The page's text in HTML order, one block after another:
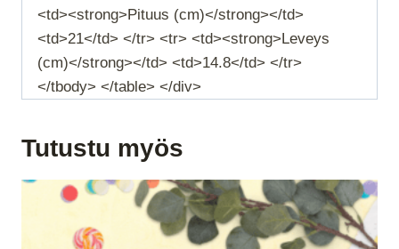
<td><strong>Pituus (cm)</strong></td>
<td>21</td> </tr> <tr> <td><strong>Leveys
(cm)</strong></td> <td>14.8</td> </tr>
</tbody> </table> </div>
Tutustu myös